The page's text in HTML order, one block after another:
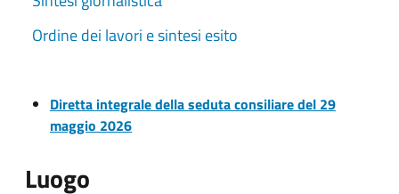
Ordine dei lavori e sintesi esito
Diretta integrale della seduta consiliare del 29
maggio 2026
Luogo